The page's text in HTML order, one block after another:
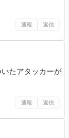
通報 返信
たアタッカーが
通報 返信